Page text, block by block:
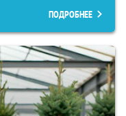
ПОДРОБНЕЕ